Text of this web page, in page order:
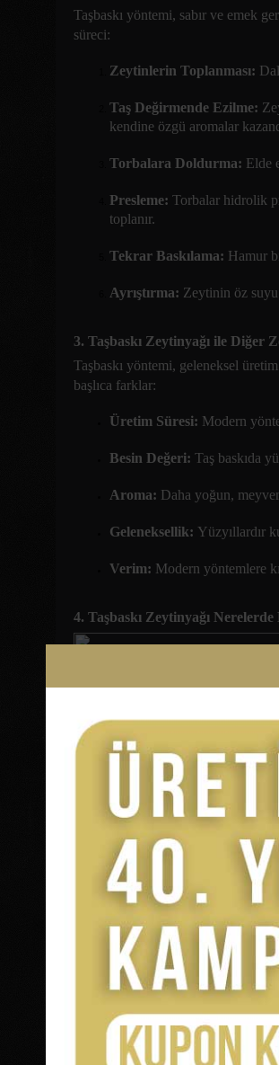
Taşbaskı yöntemi, sabır ve emek
süreci:
Zeytinlerin Toplanması:
Taş Değirmende Ezilme:
kendine özgü aromalar
Torbalara Doldurma: Elde
Presleme: Torbalar hidrolik
toplanır.
Tekrar Baskılama: Hamur
Ayrıştırma: Zeytinin öz suyu
3. Taşbaskı Zeytinyağı ile Diğer
Taşbaskı yöntemi, geleneksel
başlıca farklar:
Üretim Süresi: Modern
Besin Değeri: Taş baskıda
Aroma: Daha yoğun,
Geleneksellik: Yüzyıllardır
Verim: Modern yöntemlere
4. Taşbaskı Zeytinyağı Nerelerde
Yoğun aroması ve doğal lezzeti
Kahvaltılarda ekmek banarak,